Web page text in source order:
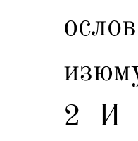
2 И